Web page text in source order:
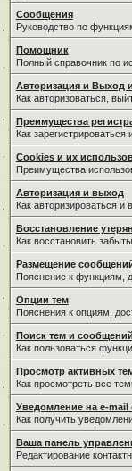
Сообщения
Руководство по
Помощник
Полный справочник по
Авторизация и Выход
Как авторизоваться,
Преимущества
Как
Cookies и их
Преимущества
Авторизация и выход
Как авторизироваться
Восстановление
Как восстановить
Размещение
Пояснение к функциям,
Опции тем
Пояснения к опциям,
Поиск тем и сообщений
Как пользоваться
Просмотр активных
Как просмотреть все
Уведомление на е-
Как получить
Ваша панель
Редактирование